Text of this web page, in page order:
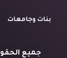
بنات وجامعات
جميع